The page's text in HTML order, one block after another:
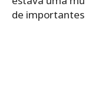
de